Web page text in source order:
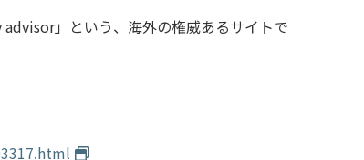
」という、海外の権威あるサイトで